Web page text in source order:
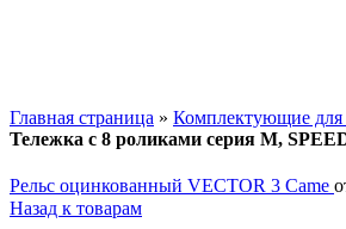
Главная страница » Комплектующие для
Тележка с 8 роликами серия M,
Рельс оцинкованный VECTOR 3 Came
Назад к товарам